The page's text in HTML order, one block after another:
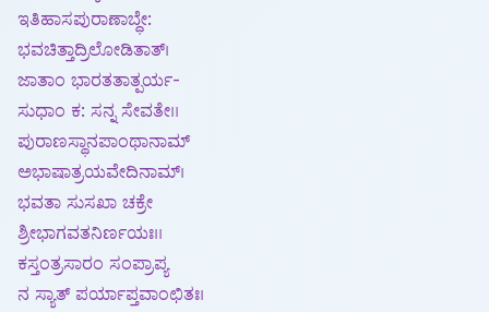
ಇತಿಹಾಸಪುರಾಣಾಬ್ಧೇ:
ಭವಚಿತ್ತಾದ್ರಿಲೋಡಿತಾತ್।
ಜಾತಾಂ ಭಾರತತಾತ್ಪರ್ಯ-
ಸುಧಾಂ ಕ: ಸನ್ನ ಸೇವತೇ।।
ಪುರಾಣಸ್ಥಾನಪಾಂಥಾನಾಮ್
ಅಭಾಷಾತ್ರಯವೇದಿನಾಮ್।
ಭವತಾ ಸುಸಖಾ ಚಕ್ರೇ
ಶ್ರೀಭಾಗವತನಿರ್ಣಯಃ।।
ಕಸ್ತಂತ್ರಸಾರಂ ಸಂಪ್ರಾಪ್ಯ
ನ ಸ್ಯಾತ್ ಪರ್ಯಾಪ್ತವಾಂಛಿತಃ।